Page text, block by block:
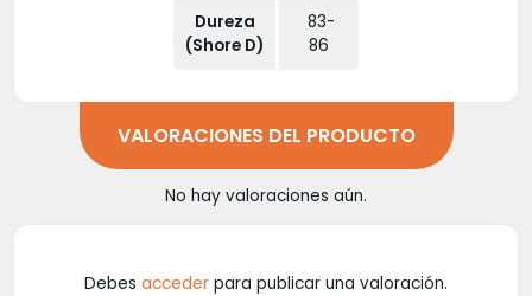
Dureza
(Shore D)
83-
86
VALORACIONES DEL PRODUCTO
No hay valoraciones aún.
Debes acceder para publicar una valoración.